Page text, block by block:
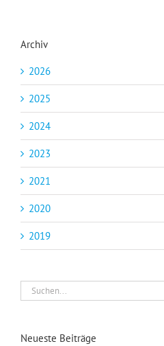
Archiv
2026
2025
2024
2023
2021
2020
2019
Suche
nach:
Neueste Beiträge